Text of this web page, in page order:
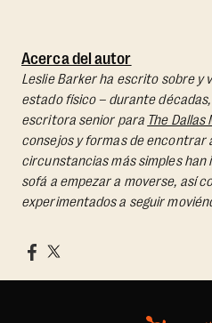
Acerca del autor
Leslie Barker ha escrito sobre y
estado físico – durante
escritora senior para The Dallas
consejos y formas de encontrar
circunstancias más simples han
sofá a empezar a moverse, así
experimentados a seguir